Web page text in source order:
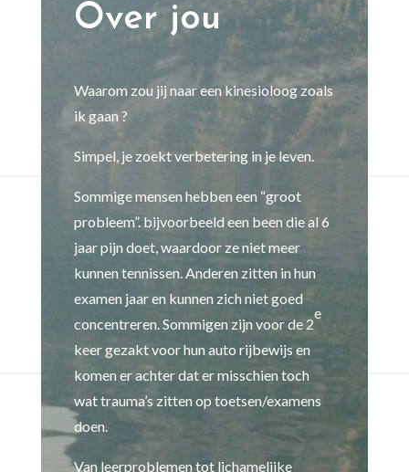
Over jou
Waarom zou jij naar een kinesioloog zoals
ik gaan ?
Simpel, je zoekt verbetering in je leven.
Sommige mensen hebben een “groot
probleem”. bijvoorbeeld een been die al 6
jaar pijn doet, waardoor ze niet meer
kunnen tennissen. Anderen zitten in hun
examen jaar en kunnen zich niet goed
concentreren. Sommigen zijn voor de 2
e
keer gezakt voor hun auto rijbewijs en
komen er achter dat er misschien toch
wat trauma’s zitten op toetsen/examens
doen.
Van leerproblemen tot lichamelijke